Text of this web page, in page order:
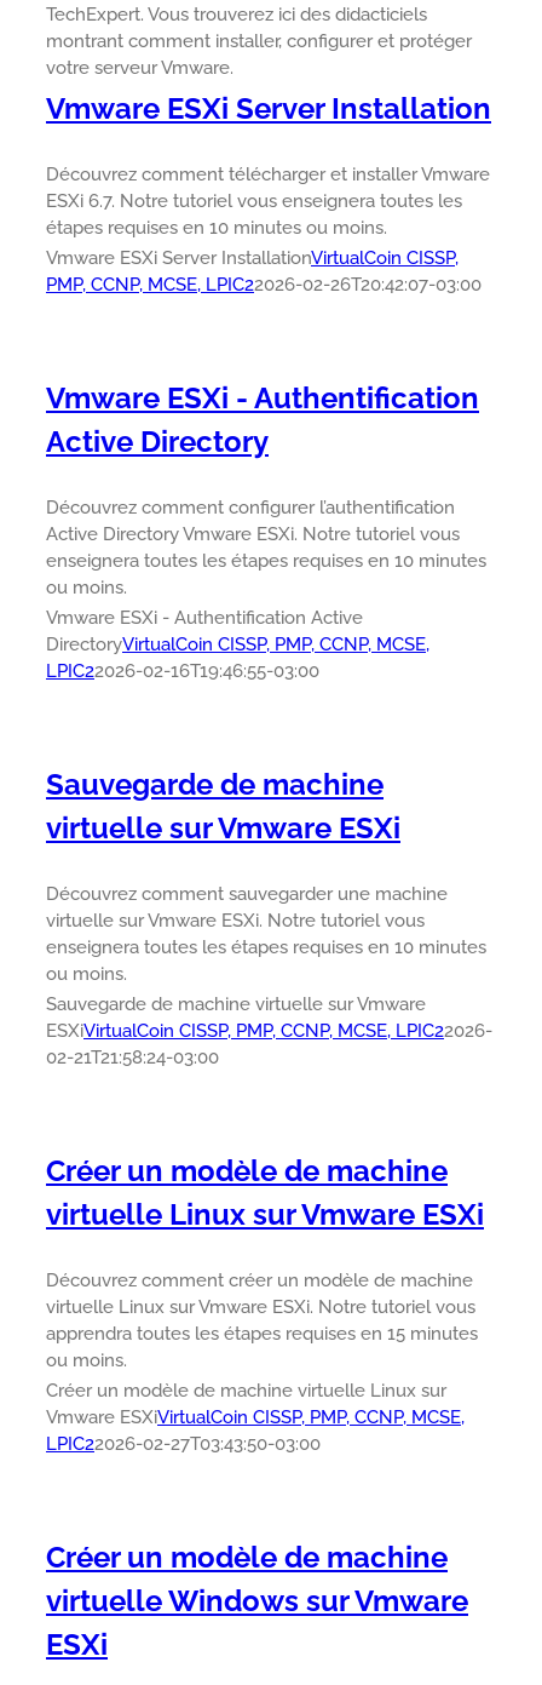
TechExpert. Vous trouverez ici des didacticiels
montrant comment installer, configurer et protéger
votre serveur Vmware.
Vmware ESXi Server Installation
Découvrez comment télécharger et installer Vmware
ESXi 6.7. Notre tutoriel vous enseignera toutes les
étapes requises en 10 minutes ou moins.
Vmware ESXi Server InstallationVirtualCoin CISSP,
PMP, CCNP, MCSE, LPIC22026-02-26T20:42:07-03:00
Vmware ESXi - Authentification
Active Directory
Découvrez comment configurer l’authentification
Active Directory Vmware ESXi. Notre tutoriel vous
enseignera toutes les étapes requises en 10 minutes
ou moins.
Vmware ESXi - Authentification Active
DirectoryVirtualCoin CISSP, PMP, CCNP, MCSE,
LPIC22026-02-16T19:46:55-03:00
Sauvegarde de machine
virtuelle sur Vmware ESXi
Découvrez comment sauvegarder une machine
virtuelle sur Vmware ESXi. Notre tutoriel vous
enseignera toutes les étapes requises en 10 minutes
ou moins.
Sauvegarde de machine virtuelle sur Vmware
ESXiVirtualCoin CISSP, PMP, CCNP, MCSE, LPIC22026-
02-21T21:58:24-03:00
Créer un modèle de machine
virtuelle Linux sur Vmware ESXi
Découvrez comment créer un modèle de machine
virtuelle Linux sur Vmware ESXi. Notre tutoriel vous
apprendra toutes les étapes requises en 15 minutes
ou moins.
Créer un modèle de machine virtuelle Linux sur
Vmware ESXiVirtualCoin CISSP, PMP, CCNP, MCSE,
LPIC22026-02-27T03:43:50-03:00
Créer un modèle de machine
virtuelle Windows sur Vmware
ESXi